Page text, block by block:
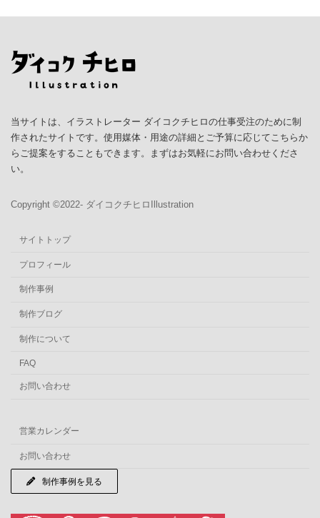
当サイトは、イラストレーター ダイコクチヒロの仕事受注のために制
作されたサイトです。使用媒体・用途の詳細とご予算に応じてこちらか
らご提案をすることもできます。まずはお気軽にお問い合わせくださ
い。
Copyright ©︎2022- ダイコクチヒロIllustration
サイトトップ
プロフィール
制作事例
制作ブログ
制作について
FAQ
お問い合わせ
営業カレンダー
お問い合わせ
制作事例を見る